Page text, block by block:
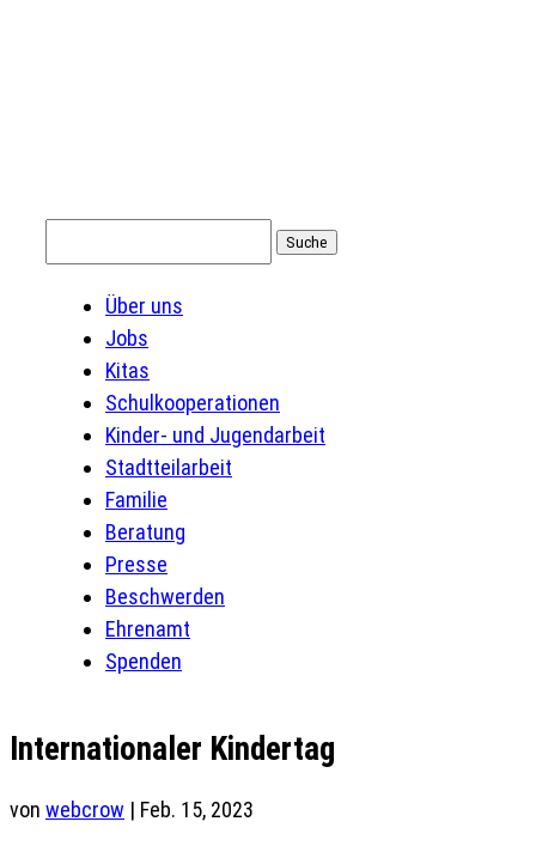
nach:
Über uns
Jobs
Kitas
Schulkooperationen
Kinder- und Jugendarbeit
Stadtteilarbeit
Familie
Beratung
Presse
Beschwerden
Ehrenamt
Spenden
Internationaler Kindertag
von webcrow | Feb. 15, 2023